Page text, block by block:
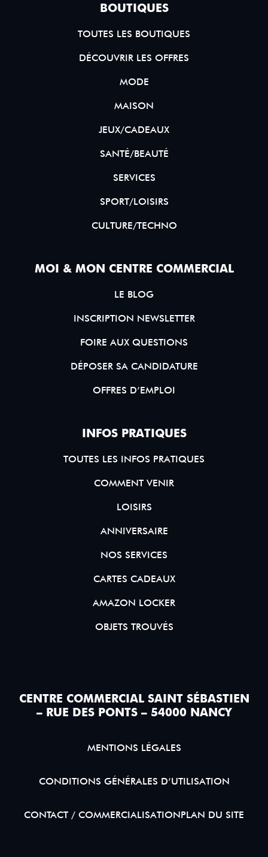
BOUTIQUES
TOUTES LES BOUTIQUES
DÉCOUVRIR LES OFFRES
MODE
MAISON
JEUX/CADEAUX
SANTÉ/BEAUTÉ
SERVICES
SPORT/LOISIRS
CULTURE/TECHNO
MOI & MON CENTRE COMMERCIAL
LE BLOG
INSCRIPTION NEWSLETTER
FOIRE AUX QUESTIONS
DÉPOSER SA CANDIDATURE
OFFRES D’EMPLOI
INFOS PRATIQUES
TOUTES LES INFOS PRATIQUES
COMMENT VENIR
LOISIRS
ANNIVERSAIRE
NOS SERVICES
CARTES CADEAUX
AMAZON LOCKER
OBJETS TROUVÉS
CENTRE COMMERCIAL SAINT SÉBASTIEN
– RUE DES PONTS – 54000 NANCY
MENTIONS LÉGALES
CONDITIONS GÉNÉRALES D’UTILISATION
CONTACT / COMMERCIALISATIONPLAN DU SITE